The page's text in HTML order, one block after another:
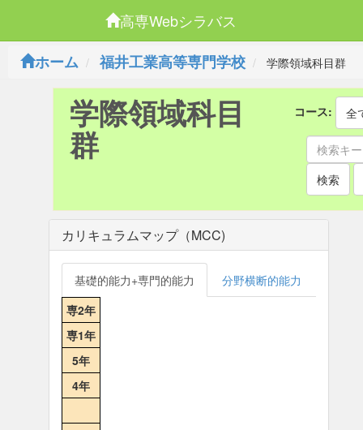
高専Webシラバス
ホーム
福井工業高等専門学校 学際領域科目群
学際領域科目
群
コース: 全
検索
カリキュラムマップ（MCC)
基礎的能力+専門的能力
分野横断的能力
専2年
専1年
5年
4年